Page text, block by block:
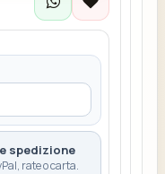
spedizione
rate o carta.